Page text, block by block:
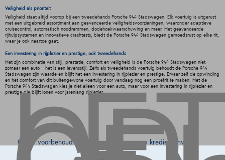
Veiligheid als prioriteit
Veiligheid staat altijd voorop bij een tweedehands Porsche 944 Stadswagen. Elk voertuig is uitgerust
met een uitgebreid assortiment aan geavanceerde veiligheidsvoorzieningen, waaronder adaptieve
cruisecontrol, automatisch noodremmen, dodehoekwaarschuwing en meer. Met geavanceerde
rijhulpsystemen en innovatieve crashtests, biedt de Porsche 944 Stadswagen gemoedsrust op elke rit,
waar je ook naartoe gaat.
Een investering in rijplezier en prestige, ook tweedehands
Met zijn combinatie van stijl, prestatie, comfort en veiligheid is de Porsche 944 Stadswagen niet
zomaar een auto - het is een levensstijl. Zelfs als tweedehands voertuig behoudt de Porsche 944
Stadswagen zijn waarde en blijft het een investering in rijplezier en prestige. Ervaar zelf de opwinding
en het comfort van dit buitengewone voertuig door vandaag nog een proefrit te maken. Met de
Porsche 944 Stadswagen kies je niet alleen voor een auto, maar voor een investering in rijplezier en
prestige die blijft lonen voor jarenlang rijplezier.
Onder voorbehoud van aanvaarding van uw kredietaanvraag
door Alpha Credit s.a., kredietverstrekker, Warandeberg 8/3,